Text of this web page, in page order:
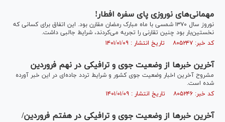
مهمانی‌های نوروزی پای سفره افطار!
نوروز سال ۱۳۷۰ شمسی با ماه مبارک رمضان مقارن بود. این اتفاق برای کسانی که
نخستین‌بار بود چنین تقارنی را تجربه می‌کردند، شرایط جالبی داشت.
کد خبر: ۸۰۵۲۴۷ تاریخ انتشار : ۱۴۰۱/۰۱/۰۹
آخرین خبر‌ها از وضعیت جوی و ترافیکی در نهم فروردین
مشروح آخرین اخبار وضعیت جوی کشور و شرایط تردد جاده‌ای در این خبر آورده
شده است.
کد خبر: ۸۰۵۲۴۶ تاریخ انتشار : ۱۴۰۱/۰۱/۰۹
آخرین خبر‌ها از وضعیت جوی و ترافیکی در هفتم فروردین/